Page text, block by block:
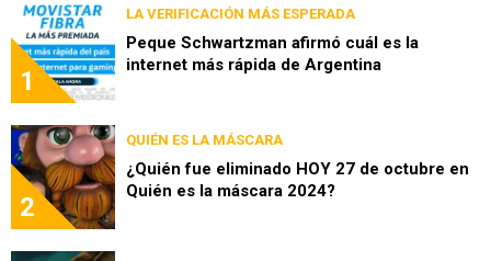
1
LA VERIFICACIÓN MÁS ESPERADA
Peque Schwartzman afirmó cuál es la
internet más rápida de Argentina
2
QUIÉN ES LA MÁSCARA
¿Quién fue eliminado HOY 27 de octubre en
Quién es la máscara 2024?